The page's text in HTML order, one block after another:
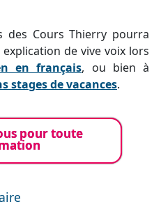
des Cours Thierry pourra
de vive voix lors
en français, ou bien à
stages de vacances.
pour toute